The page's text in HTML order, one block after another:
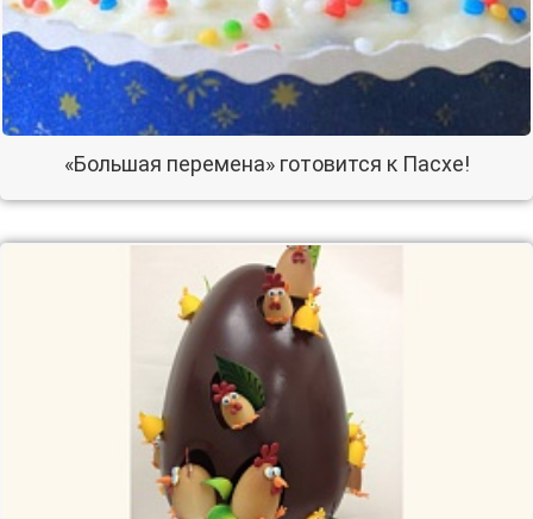
«Большая перемена» готовится к Пасхе!